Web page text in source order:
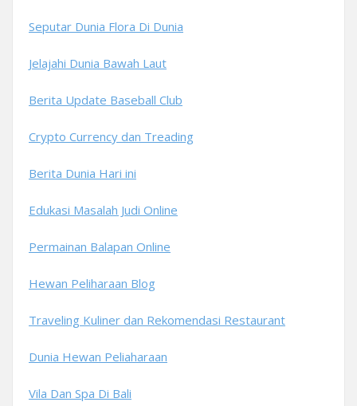
Seputar Dunia Flora Di Dunia
Jelajahi Dunia Bawah Laut
Berita Update Baseball Club
Crypto Currency dan Treading
Berita Dunia Hari ini
Edukasi Masalah Judi Online
Permainan Balapan Online
Hewan Peliharaan Blog
Traveling Kuliner dan Rekomendasi Restaurant
Dunia Hewan Peliaharaan
Vila Dan Spa Di Bali